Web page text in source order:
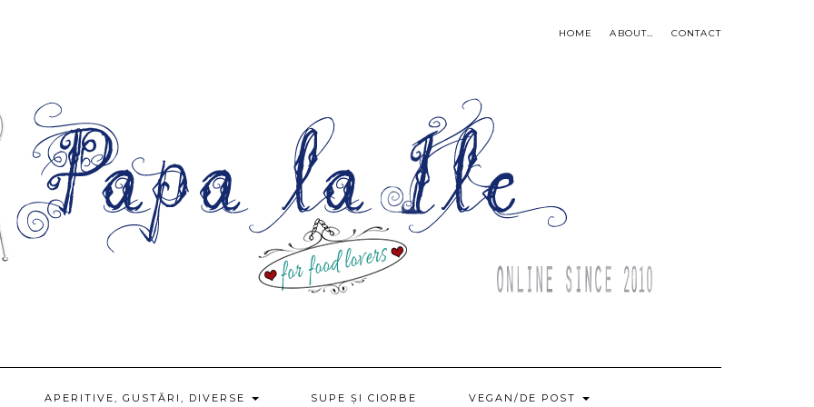
HOME ABOUT… CONTACT
APERITIVE, GUSTĂRI, DIVERSE SUPE ȘI CIORBE VEGAN/DE POST